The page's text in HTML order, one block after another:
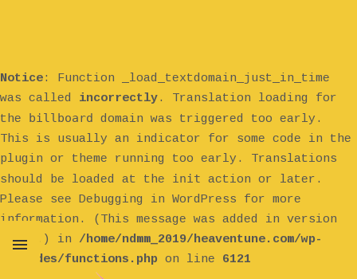
Notice: Function _load_textdomain_just_in_time
was called incorrectly. Translation loading for
the billboard domain was triggered too early.
This is usually an indicator for some code in the
plugin or theme running too early. Translations
should be loaded at the init action or later.
Please see Debugging in WordPress for more
information. (This message was added in version
6.7.0.) in /home/ndmm_2019/heaventune.com/wp-
includes/functions.php on line 6121